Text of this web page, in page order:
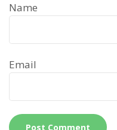
Name
Email